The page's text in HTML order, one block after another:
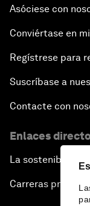
Asóciese con
Conviértase en
Regístrese para
Suscríbase a
Contacte con
Enlaces
La sostenibilidad
Carreras